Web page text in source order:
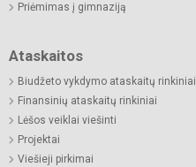
Priėmimas į gimnaziją
Ataskaitos
Biudžeto vykdymo ataskaitų rinkiniai
Finansinių ataskaitų rinkiniai
Lėšos veiklai viešinti
Projektai
Viešieji pirkimai